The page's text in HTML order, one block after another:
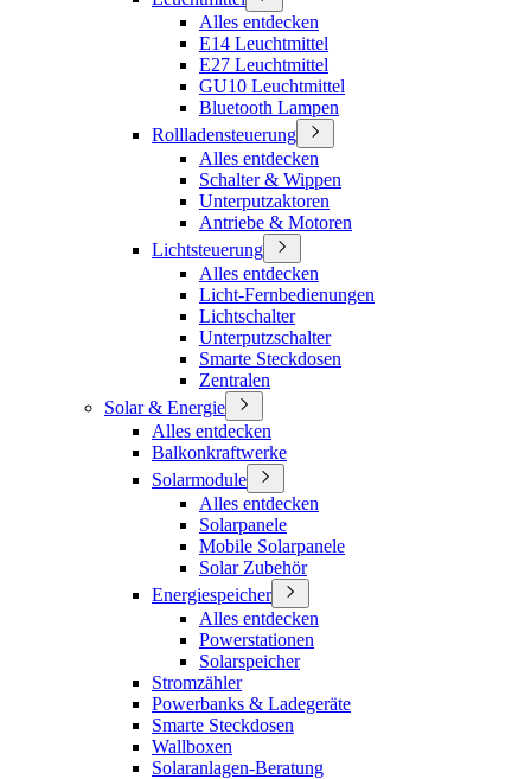
Alles entdecken
E14 Leuchtmittel
E27 Leuchtmittel
GU10 Leuchtmittel
Bluetooth Lampen
Rollladensteuerung
Alles entdecken
Schalter & Wippen
Unterputzaktoren
Antriebe & Motoren
Lichtsteuerung
Alles entdecken
Licht-Fernbedienungen
Lichtschalter
Unterputzschalter
Smarte Steckdosen
Zentralen
Solar & Energie
Alles entdecken
Balkonkraftwerke
Solarmodule
Alles entdecken
Solarpanele
Mobile Solarpanele
Solar Zubehör
Energiespeicher
Alles entdecken
Powerstationen
Solarspeicher
Stromzähler
Powerbanks & Ladegeräte
Smarte Steckdosen
Wallboxen
Solaranlagen-Beratung